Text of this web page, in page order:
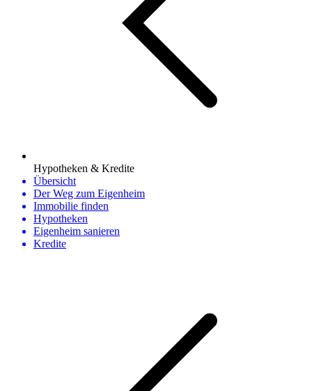
Hypotheken & Kredite
Übersicht
Der Weg zum Eigenheim
Immobilie finden
Hypotheken
Eigenheim sanieren
Kredite